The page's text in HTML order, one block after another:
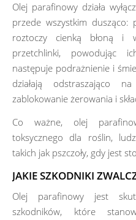
Olej parafinowy działa
przede wszystkim dusząco:
roztoczy cienką błoną i
przetchlinki, powodując
następuje podrażnienie i
działają odstraszająco
zablokowanie żerowania i
Co ważne, olej
toksycznego dla roślin,
takich jak pszczoły, gdy jest
JAKIE SZKODNIKI
Olej parafinowy jest
szkodników, które